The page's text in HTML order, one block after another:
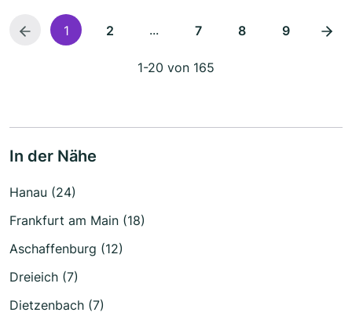
1 2 ... 7 8 9
1-20 von 165
In der Nähe
Hanau (24)
Frankfurt am Main (18)
Aschaffenburg (12)
Dreieich (7)
Dietzenbach (7)